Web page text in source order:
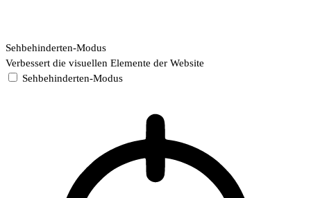
Sehbehinderten-Modus
Verbessert die visuellen Elemente der Website
Sehbehinderten-Modus